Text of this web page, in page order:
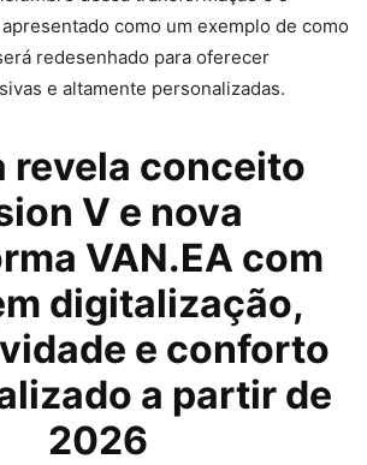
como um exemplo de como
redesenhado para oferecer
e altamente personalizadas.
revela conceito
V e nova
VAN.EA com
digitalização,
e conforto
a partir de
2026